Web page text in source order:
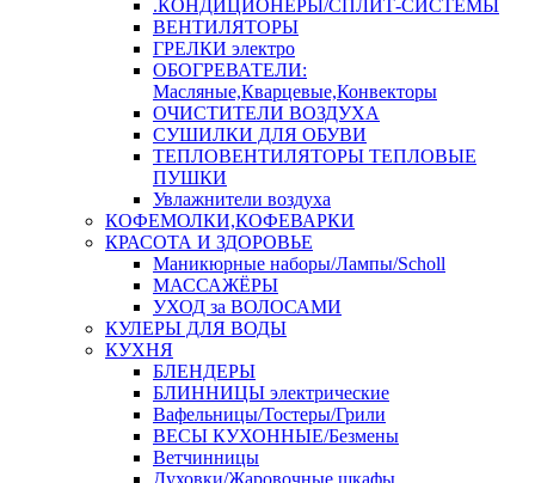
.КОНДИЦИОНЕРЫ/СПЛИТ-СИСТЕМЫ
ВЕНТИЛЯТОРЫ
ГРЕЛКИ электро
ОБОГРЕВАТЕЛИ:
Масляные,Кварцевые,Конвекторы
ОЧИСТИТЕЛИ ВОЗДУХА
СУШИЛКИ ДЛЯ ОБУВИ
ТЕПЛОВЕНТИЛЯТОРЫ ТЕПЛОВЫЕ
ПУШКИ
Увлажнители воздуха
КОФЕМОЛКИ,КОФЕВАРКИ
КРАСОТА И ЗДОРОВЬЕ
Маникюрные наборы/Лампы/Scholl
МАССАЖЁРЫ
УХОД за ВОЛОСАМИ
КУЛЕРЫ ДЛЯ ВОДЫ
КУХНЯ
БЛЕНДЕРЫ
БЛИННИЦЫ электрические
Вафельницы/Тостеры/Грили
ВЕСЫ КУХОННЫЕ/Безмены
Ветчинницы
Духовки/Жаровочные шкафы